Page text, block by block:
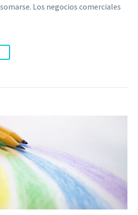
Los negocios comerciales